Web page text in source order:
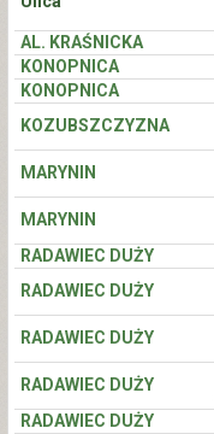
AL. KRAŚNICKA
KONOPNICA
KONOPNICA
KOZUBSZCZYZNA
MARYNIN
MARYNIN
RADAWIEC DUŻY
RADAWIEC DUŻY
RADAWIEC DUŻY
RADAWIEC DUŻY
RADAWIEC DUŻY